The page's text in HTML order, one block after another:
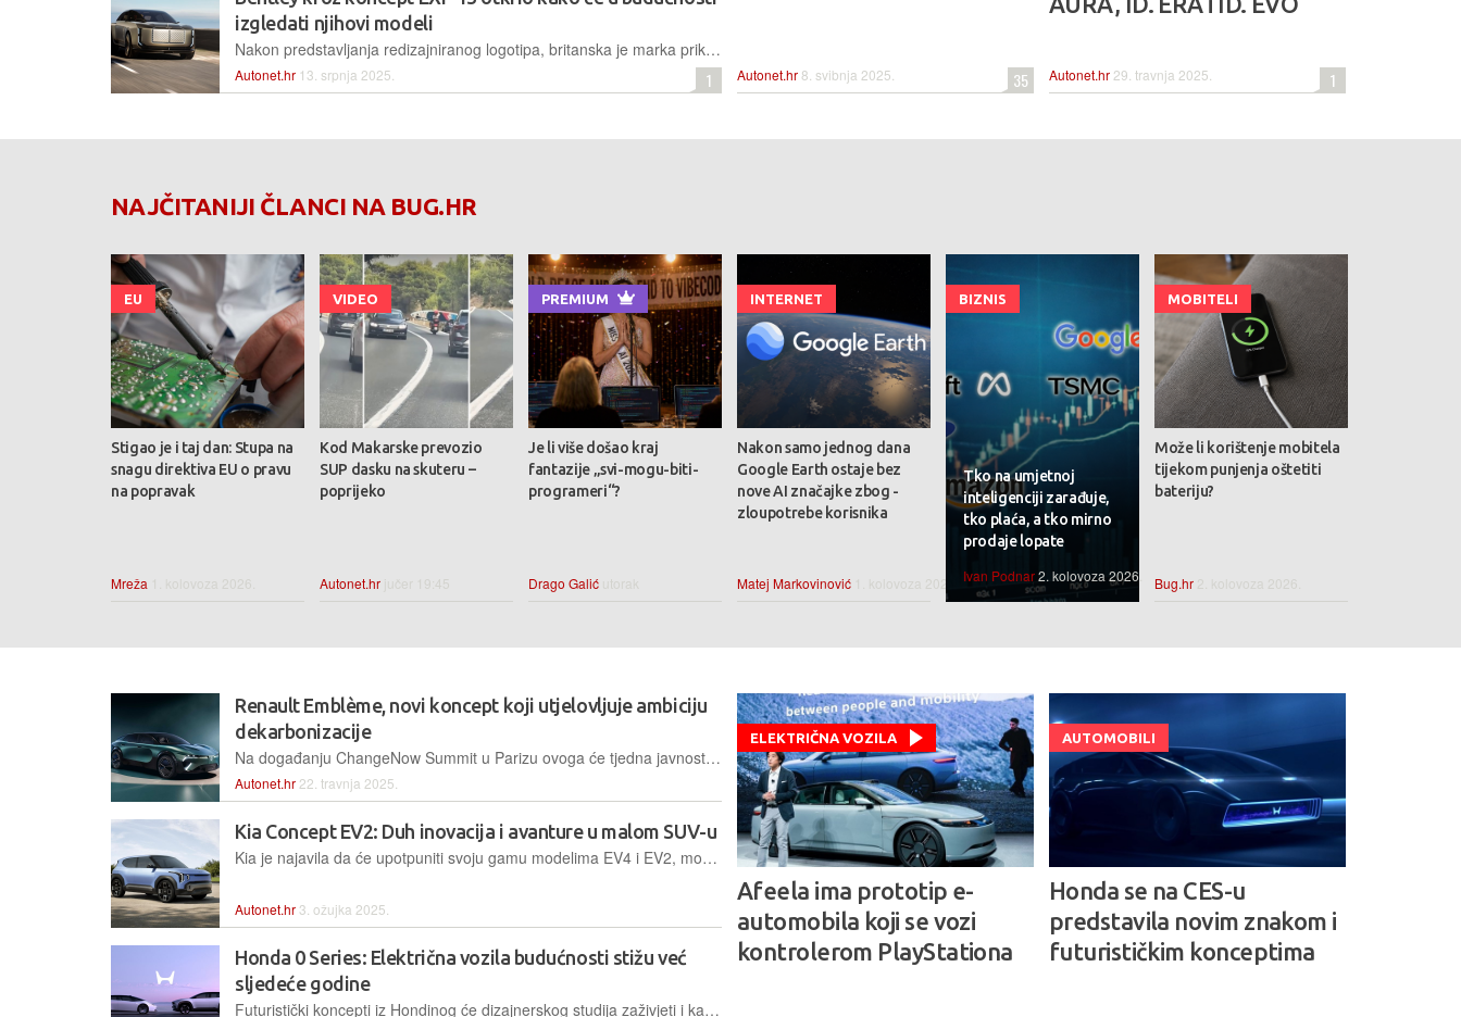
izgledati njihovi modeli
Nakon predstavljanja redizajniranog logotipa, britanska je marka prikazala konceptni automobil EXP 15, koji donosi radikalan dizajn i inovativna rješenja te potpuno električni pogon i kabinu s tri sjedala
Autonet.hr 13. srpnja 2025. 1 Autonet.hr8. svibnja 2025. 35 Autonet.hr 29. travnja 2025. 1
NAJČITANIJI ČLANCI NA BUG.HR
EU
Stigao je i taj dan: Stupa na
snagu direktiva EU o pravu
na popravak
Mreža 1. kolovoza 2026.
VIDEO
Kod Makarske prevozio
SUP dasku na skuteru –
poprijeko
Autonet.hr jučer 19:45
PREMIUM
Je li više došao kraj
fantazije „svi-mogu-biti-
programeri“?
Drago Galić utorak
INTERNET
Nakon samo jednog dana
Google Earth ostaje bez
nove AI značajke zbog -
zloupotrebe korisnika
Matej Markovinović 1. kolovoza 2026.
BIZNIS
Tko na umjetnoj
inteligenciji zarađuje,
tko plaća, a tko mirno
prodaje lopate
Ivan Podnar2. kolovoza 2026.
MOBITELI
Može li korištenje mobitela
tijekom punjenja oštetiti
bateriju?
Bug.hr 2. kolovoza 2026.
Renault Emblème, novi koncept koji utjelovljuje ambiciju
dekarbonizacije
Na događanju ChangeNow Summit u Parizu ovoga će tjedna javnosti biti službeno prikazan koncept automobila koji smanjuje štetne emisije za 90% tijekom cijelog životnog ciklusa
Autonet.hr 22. travnja 2025.
Kia Concept EV2: Duh inovacija i avanture u malom SUV-u
Kia je najavila da će upotpuniti svoju gamu modelima EV4 i EV2, modelima koji donose nešto radikalniji dizajn i šire bazu potencijalnih kupaca, pogotovo onih nešto dubljeg džepa
Autonet.hr 3. ožujka 2025.
Honda 0 Series: Električna vozila budućnosti stižu već
sljedeće godine
Futuristički koncepti iz Hondinog će dizajnerskog studija zaživjeti i kao serijska vozila, spremna za proizvodnju već tijekom 2026. godine. Uz njih stižu i infrastruktura, AI čipovi te novi OS
ELEKTRIČNA VOZILA
Afeela ima prototip e-
automobila koji se vozi
kontrolerom PlayStationa
AUTOMOBILI
Honda se na CES-u
predstavila novim znakom i
futurističkim konceptima